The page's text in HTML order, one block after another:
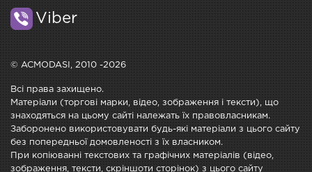
Viber
© ACMODASI, 2010 -2026
Всі права захищено.
Матеріали (торгові марки, відео, зображення і тексти), що
знаходяться на цьому сайті належать їх правовласникам.
Заборонено використовувати будь-які матеріали з цього сайту
без попередньої домовленості з їх власником.
При копіюванні текстових та графічних матеріалів (відео,
зображення, тексти, скріншоти сторінок) з цього сайту